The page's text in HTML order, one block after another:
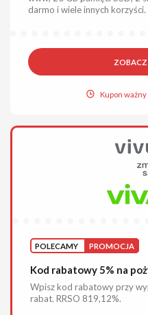
darmo i wiele innych
ZOBACZ
Kupon ważny
POLECAMY PROMOCJA
Kod rabatowy 5% na
Wpisz kod rabatowy przy
rabat. RRSO 819,12%.